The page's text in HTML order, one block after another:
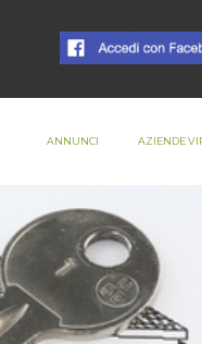
ANNUNCI AZIENDE